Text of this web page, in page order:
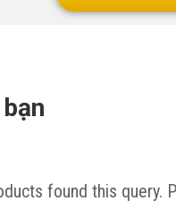
found this query.